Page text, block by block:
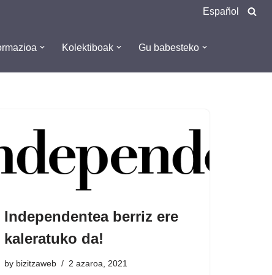
Español
Kolektiboak Gu babesteko
Independentea berriz ere
kaleratuko da!
by bizitzaweb 2 azaroa, 2021